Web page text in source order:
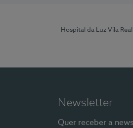
Hospital da Luz Vila Real
Newsletter
Quer receber a